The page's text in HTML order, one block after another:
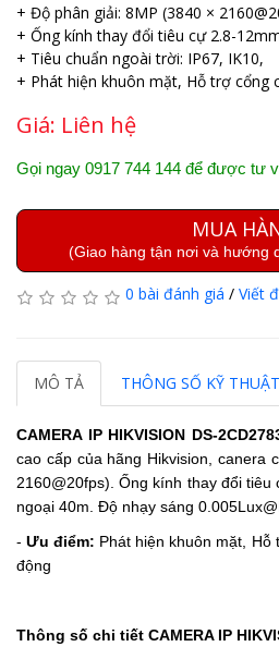
+ Độ phân giải: 8MP (3840 ×
+ Ống kính thay đổi tiêu cự 2.8-
+ Tiêu chuẩn ngoài trời: IP67, IK10,
+ Phát hiện khuôn mặt, Hỗ trợ cổng
Giá: Liên hệ
Gọi ngay 0917 744 144 để được tư
MUA
(Giao hàng tận nơi và hướng
0 bài đánh giá / Viết
MÔ TẢ THÔNG SỐ KỸ THUẬT
CAMERA IP HIKVISION DS-
cao cấp của hãng Hikvision, canera
2160@20fps).Ống kính thay đổi tiêu
ngoại 40m. Độ nhạy sáng
-Ưu điểm: Phát hiện khuôn mặt,
động
Thông số chi tiết CAMERA IP